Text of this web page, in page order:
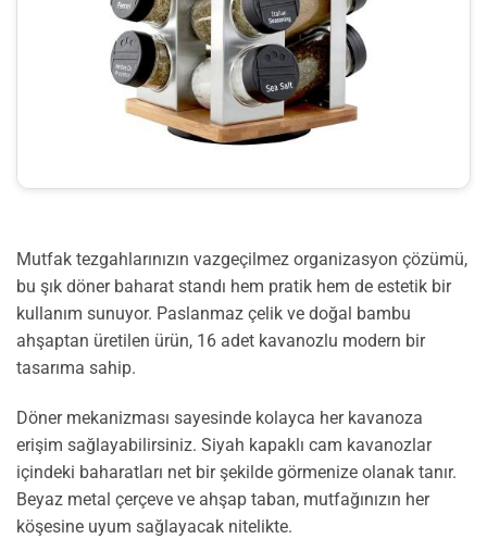
Mutfak tezgahlarınızın vazgeçilmez organizasyon çözümü,
bu şık döner baharat standı hem pratik hem de estetik bir
kullanım sunuyor. Paslanmaz çelik ve doğal bambu
ahşaptan üretilen ürün, 16 adet kavanozlu modern bir
tasarıma sahip.
Döner mekanizması sayesinde kolayca her kavanoza
erişim sağlayabilirsiniz. Siyah kapaklı cam kavanozlar
içindeki baharatları net bir şekilde görmenize olanak tanır.
Beyaz metal çerçeve ve ahşap taban, mutfağınızın her
köşesine uyum sağlayacak nitelikte.